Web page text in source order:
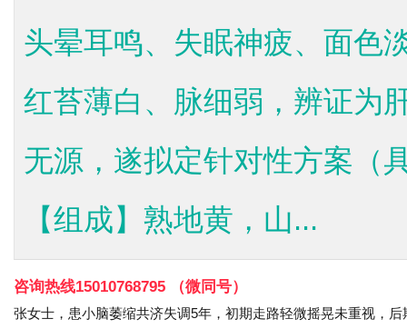
头晕耳鸣、失眠神疲、面色
红苔薄白、脉细弱，辨证为
无源，遂拟定针对性方案（
【组成】熟地黄，山...
咨询热线15010768795 （微同号）
张女士，患小脑萎缩共济失调5年，初期走路轻微摇晃未重视，